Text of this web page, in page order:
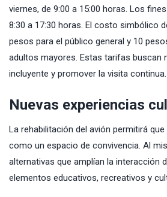
viernes, de 9:00 a 15:00 horas. Los
8:30 a 17:30 horas. El costo simbólico
pesos para el público general y 10
adultos mayores. Estas tarifas buscan
incluyente y promover la visita continua.
Nuevas experiencias
La rehabilitación del avión permitirá
como un espacio de convivencia. Al
alternativas que amplían la interacción
elementos educativos, recreativos y